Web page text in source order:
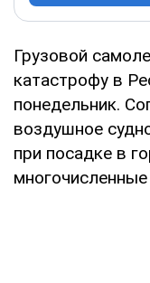
Грузовой
катастрофу в
понедельник.
воздушное
при посадке в